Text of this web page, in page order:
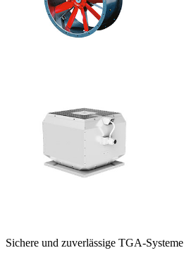
Sichere und zuverlässige TGA-Systeme